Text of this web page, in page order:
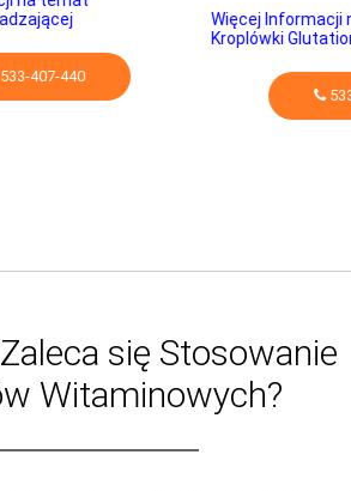
407-440
Więcej Informacji
Kroplówki
się Stosowanie
Witaminowych?